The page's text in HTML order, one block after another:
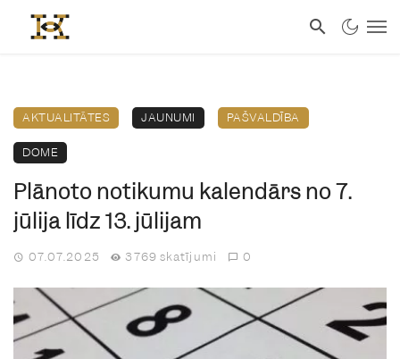
AKTUALITĀTES JAUNUMI PAŠVALDĪBA
DOME
Plānoto notikumu kalendārs no 7.
jūlija līdz 13. jūlijam
07.07.2025 3769 skatījumi 0